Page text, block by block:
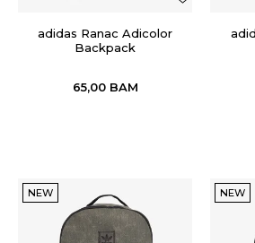
adidas Ranac Adicolor
Backpack
65,00 BAM
NEW NEW